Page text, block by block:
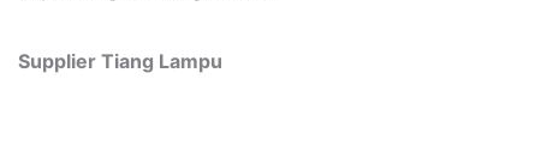
Supplier Tiang Lampu